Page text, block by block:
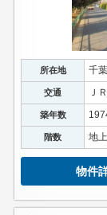
所在地 千
交通 Ｊ
築年数
階数 地
物件